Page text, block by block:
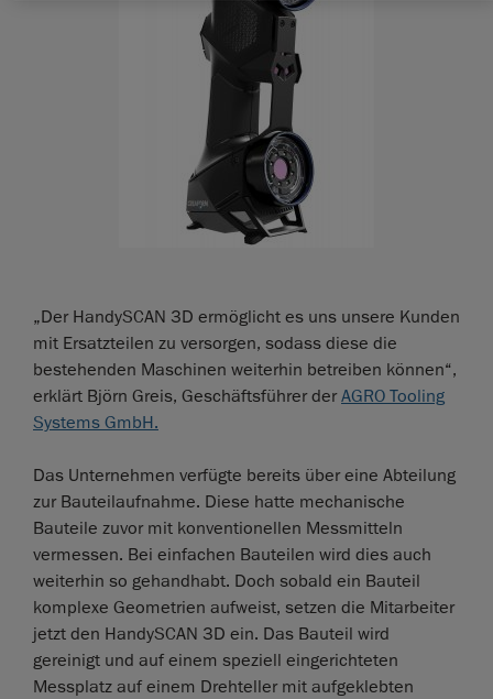
„Der HandySCAN 3D ermöglicht es uns unsere Kunden
mit Ersatzteilen zu versorgen, sodass diese die
bestehenden Maschinen weiterhin betreiben können“,
erklärt Björn Greis, Geschäftsführer derAGRO Tooling
Systems GmbH.
Das Unternehmen verfügte bereits über eine Abteilung
zur Bauteilaufnahme. Diese hatte mechanische
Bauteile zuvor mit konventionellen Messmitteln
vermessen. Bei einfachen Bauteilen wird dies auch
weiterhin so gehandhabt. Doch sobald ein Bauteil
komplexe Geometrien aufweist, setzen die Mitarbeiter
jetzt den HandySCAN 3D ein. Das Bauteil wird
gereinigt und auf einem speziell eingerichteten
Messplatz auf einem Drehteller mit aufgeklebten